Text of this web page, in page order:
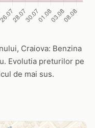
Craiova: Benzina
Evolutia preturilor pe
de mai sus.